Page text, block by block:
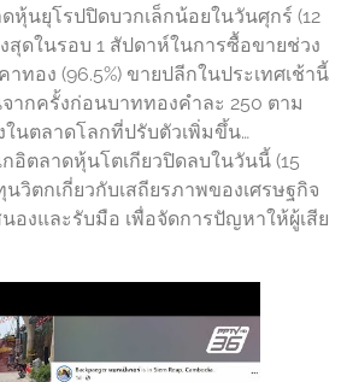
หุ้นยุโรปปิดบวกเล็กน้อยในวันศุกร์ (12
สุดในรอบ 1 สัปดาห์ในการซื้อขายช่วง
าทอง (96.5%) ขายปลีกในประเทศเช้านี้
ากครั้งก่อนบาททองคำละ 250 ตาม
นตลาดโลกที่ปรับตัวเพิ่มขึ้น…
อิตลาดหุ้นโตเกียวปิดลบในวันนี้ (15
นวิตกเกี่ยวกับเสถียรภาพของเศรษฐกิจ
องและรับมือ เพื่อจัดการปัญหาให้ผู้เสีย